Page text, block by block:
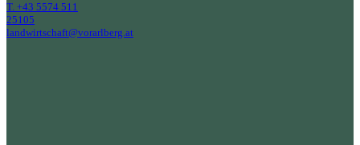
T. +43 5574 511
25105
landwirtschaft@vorarlberg.at